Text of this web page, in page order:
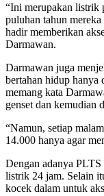
“Ini merupakan listrik
puluhan tahun
hadir memberikan
Darmawan.
Darmawan juga
bertahan hidup hanya
memang kata
genset dan kemudian
“Namun, setiap
14.000 hanya agar
Dengan adanya
listrik 24 jam. Selain
kocek dalam untuk